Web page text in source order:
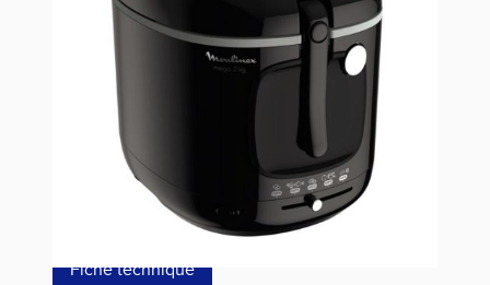
Estimer les frais de port
Référence AM480870
129,00 €
0,42 €
Fiche technique